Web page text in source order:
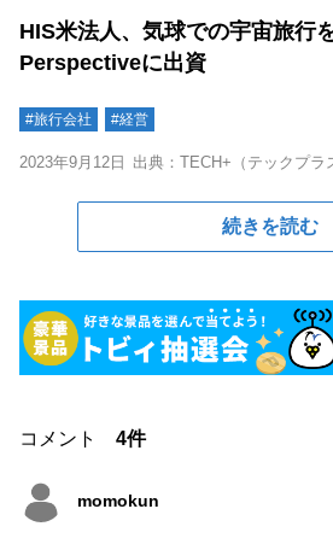
HIS米法人、気球での宇宙旅行
Perspectiveに出資
#旅行会社 #経営
2023年9月12日 出典：TECH+（テックプラ
続きを読む
コメント 4件
momokun